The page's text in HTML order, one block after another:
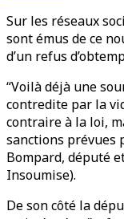
Sur les réseaux
sont émus de ce
d’un refus
“Voilà déjà une
contredite par la
contraire à la loi,
sanctions prévues
Bompard, député
Insoumise).
De son côté la